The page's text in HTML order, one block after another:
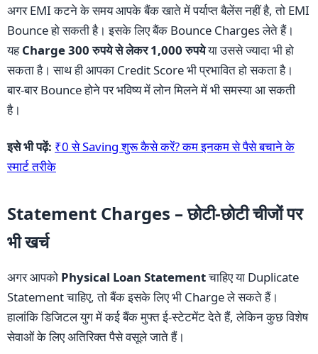
अगर EMI कटने के समय आपके बैंक खाते में पर्याप्त बैलेंस नहीं है, तो EMI
Bounce हो सकती है। इसके लिए बैंक Bounce Charges लेते हैं।
यहCharge 300 रुपये से लेकर 1,000 रुपयेया उससे ज्यादा भी हो
सकता है। साथ ही आपका Credit Score भी प्रभावित हो सकता है।
बार-बार Bounce होने पर भविष्य में लोन मिलने में भी समस्या आ सकती
है।
इसे भी पढ़ें: ₹0 से Saving शुरू कैसे करें? कम इनकम से पैसे बचाने के
स्मार्ट तरीके
Statement Charges – छोटी-छोटी चीजों पर
भी खर्च
अगर आपको Physical Loan Statementचाहिए या Duplicate
Statement चाहिए, तो बैंक इसके लिए भी Charge ले सकते हैं।
हालांकि डिजिटल युग में कई बैंक मुफ्त ई-स्टेटमेंट देते हैं, लेकिन कुछ विशेष
सेवाओं के लिए अतिरिक्त पैसे वसूले जाते हैं।